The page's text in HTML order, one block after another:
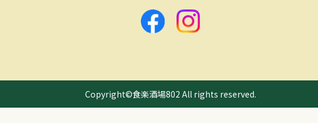
Copyright©食楽酒場802 All rights reserved.